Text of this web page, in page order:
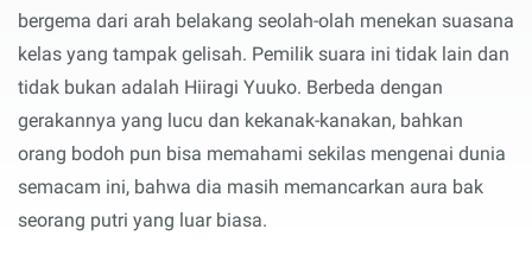
bergema dari arah belakang seolah-olah menekan suasana
kelas yang tampak gelisah. Pemilik suara ini tidak lain dan
tidak bukan adalah Hiiragi Yuuko. Berbeda dengan
gerakannya yang lucu dan kekanak-kanakan, bahkan
orang bodoh pun bisa memahami sekilas mengenai dunia
semacam ini, bahwa dia masih memancarkan aura bak
seorang putri yang luar biasa.